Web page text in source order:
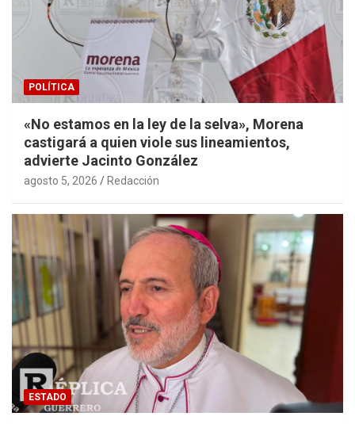
POLÍTICA
«No estamos en la ley de la selva», Morena
castigará a quien viole sus lineamientos,
advierte Jacinto González
agosto 5, 2026 Redacción
ESTADO